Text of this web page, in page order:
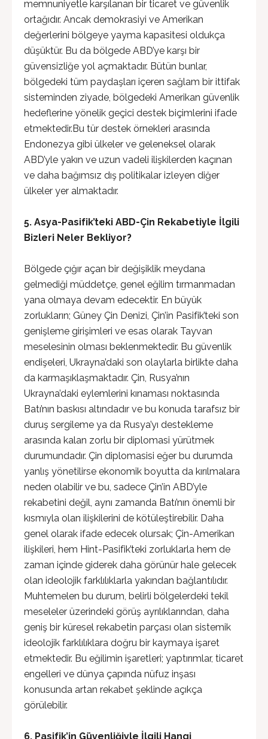
memnuniyetle karşılanan bir ticaret ve güvenlik
ortağıdır. Ancak demokrasiyi ve Amerikan
değerlerini bölgeye yayma kapasitesi oldukça
düşüktür. Bu da bölgede ABD’ye karşı bir
güvensizliğe yol açmaktadır. Bütün bunlar,
bölgedeki tüm paydaşları içeren sağlam bir ittifak
sisteminden ziyade, bölgedeki Amerikan güvenlik
hedeflerine yönelik geçici destek biçimlerini ifade
etmektedir.Bu tür destek örnekleri arasında
Endonezya gibi ülkeler ve geleneksel olarak
ABD’yle yakın ve uzun vadeli ilişkilerden kaçınan
ve daha bağımsız dış politikalar izleyen diğer
ülkeler yer almaktadır.
5. Asya-Pasifik’teki ABD-Çin Rekabetiyle İlgili
Bizleri Neler Bekliyor?
Bölgede çığır açan bir değişiklik meydana
gelmediği müddetçe, genel eğilim tırmanmadan
yana olmaya devam edecektir. En büyük
zorlukların; Güney Çin Denizi, Çin’in Pasifik’teki son
genişleme girişimleri ve esas olarak Tayvan
meselesinin olması beklenmektedir. Bu güvenlik
endişeleri, Ukrayna’daki son olaylarla birlikte daha
da karmaşıklaşmaktadır. Çin, Rusya’nın
Ukrayna’daki eylemlerini kınaması noktasında
Batı’nın baskısı altındadır ve bu konuda tarafsız bir
duruş sergileme ya da Rusya’yı destekleme
arasında kalan zorlu bir diplomasi yürütmek
durumundadır. Çin diplomasisi eğer bu durumda
yanlış yönetilirse ekonomik boyutta da kırılmalara
neden olabilir ve bu, sadece Çin’in ABD’yle
rekabetini değil, aynı zamanda Batı’nın önemli bir
kısmıyla olan ilişkilerini de kötüleştirebilir. Daha
genel olarak ifade edecek olursak; Çin-Amerikan
ilişkileri, hem Hint-Pasifik’teki zorluklarla hem de
zaman içinde giderek daha görünür hale gelecek
olan ideolojik farklılıklarla yakından bağlantılıdır.
Muhtemelen bu durum, belirli bölgelerdeki tekil
meseleler üzerindeki görüş ayrılıklarından, daha
geniş bir küresel rekabetin parçası olan sistemik
ideolojik farklılıklara doğru bir kaymaya işaret
etmektedir. Bu eğilimin işaretleri; yaptırımlar, ticaret
engelleri ve dünya çapında nüfuz inşası
konusunda artan rekabet şeklinde açıkça
görülebilir.
6. Pasifik’in Güvenliğiyle İlgili Hangi